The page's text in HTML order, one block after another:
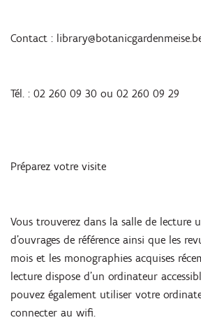
Contact :
Tél. : 02 260 09 30 ou 02 260 09 29
Préparez votre visite
Vous trouverez dans la salle de lecture
d’ouvrages de référence ainsi que les
mois et les monographies acquises
lecture dispose d'un ordinateur
pouvez également utiliser votre
connecter au wifi.